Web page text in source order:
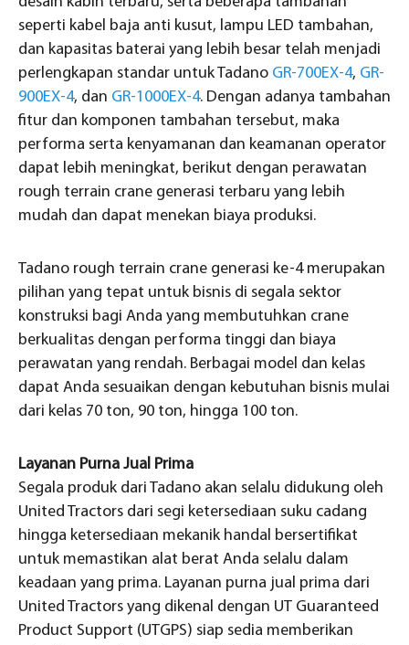
seperti kabel baja anti kusut, lampu LED tambahan,
dan kapasitas baterai yang lebih besar telah menjadi
perlengkapan standar untuk Tadano GR-700EX-4, GR-
900EX-4, dan GR-1000EX-4. Dengan adanya tambahan
fitur dan komponen tambahan tersebut, maka
performa serta kenyamanan dan keamanan operator
dapat lebih meningkat, berikut dengan perawatan
rough terrain crane generasi terbaru yang lebih
mudah dan dapat menekan biaya produksi.
Tadano rough terrain crane generasi ke-4 merupakan
pilihan yang tepat untuk bisnis di segala sektor
konstruksi bagi Anda yang membutuhkan crane
berkualitas dengan performa tinggi dan biaya
perawatan yang rendah. Berbagai model dan kelas
dapat Anda sesuaikan dengan kebutuhan bisnis mulai
dari kelas 70 ton, 90 ton, hingga 100 ton.
Layanan Purna Jual Prima
Segala produk dari Tadano akan selalu didukung oleh
United Tractors dari segi ketersediaan suku cadang
hingga ketersediaan mekanik handal bersertifikat
untuk memastikan alat berat Anda selalu dalam
keadaan yang prima. Layanan purna jual prima dari
United Tractors yang dikenal dengan UT Guaranteed
Product Support (UTGPS) siap sedia memberikan